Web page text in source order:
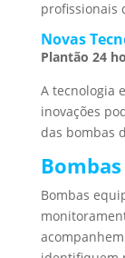
profissionais
Novas
Plantão 24
A tecnologia
inovações
das bombas
Bombas